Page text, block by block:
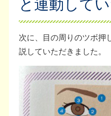
次に、目の周りのツボ押
説していただきました。